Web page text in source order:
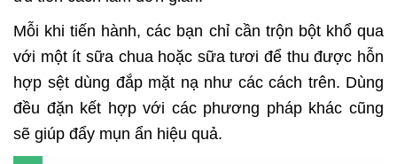
Mỗi khi tiến hành, các bạn chỉ cần trộn bột khổ qua
với một ít sữa chua hoặc sữa tươi để thu được hỗn
hợp sệt dùng đắp mặt nạ như các cách trên. Dùng
đều đặn kết hợp với các phương pháp khác cũng
sẽ giúp đẩy mụn ẩn hiệu quả.